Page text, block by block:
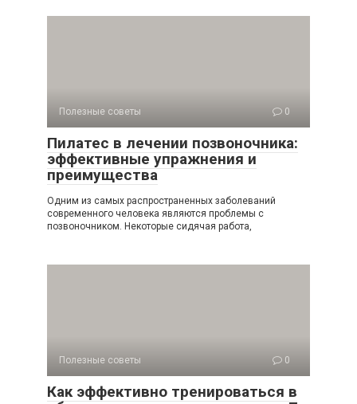
Полезные советы 0
Пилатес в лечении позвоночника:
эффективные упражнения и
преимущества
Одним из самых распространенных заболеваний
современного человека являются проблемы с
позвоночником. Некоторые сидячая работа,
Полезные советы 0
Как эффективно тренироваться в